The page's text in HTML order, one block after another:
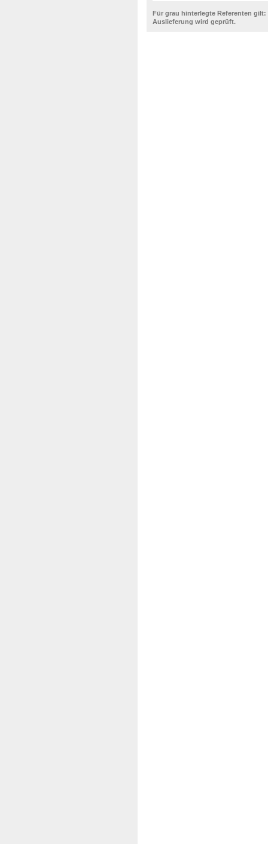
Für grau hinterlegte Referenten gilt:
Auslieferung wird geprüft.